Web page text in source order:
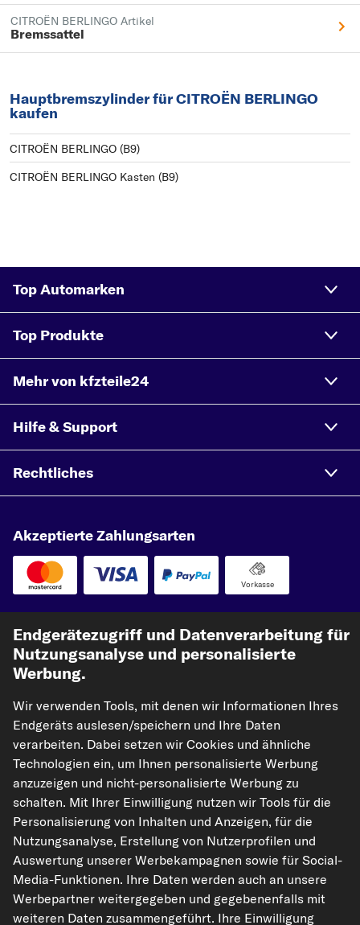
CITROËN BERLINGO Artikel
Bremssattel
Hauptbremszylinder für CITROËN BERLINGO
kaufen
CITROËN BERLINGO (B9)
CITROËN BERLINGO Kasten (B9)
Top Automarken
Top Produkte
Mehr von kfzteile24
Hilfe & Support
Rechtliches
Akzeptierte Zahlungsarten
Vorkasse
kfzteile24.de carpardoo.nl
carpardoo.fr
carpardoo.dk
Die hier dargestellten Daten, insbesondere die gesamte Datenbank, dürfen
nicht vervielfältigt werden. Die Vervielfältigung und Verbreitung der Daten und
der Datenbank ohne vorherige Einwilligung von TecAlliance und/oder die
Einbeziehung Dritter in solche Aktivitäten ist streng verboten. Jegliche
Endgerätezugriff und Datenverarbeitung für
Nutzungsanalyse und personalisierte
Werbung.
Wir verwenden Tools, mit denen wir Informationen Ihres
Endgeräts auslesen/speichern und Ihre Daten
verarbeiten. Dabei setzen wir Cookies und ähnliche
Technologien ein, um Ihnen personalisierte Werbung
anzuzeigen und nicht-personalisierte Werbung zu
schalten. Mit Ihrer Einwilligung nutzen wir Tools für die
Personalisierung von Inhalten und Anzeigen, für die
Nutzungsanalyse, Erstellung von Nutzerprofilen und
Auswertung unserer Werbekampagnen sowie für Social-
Media-Funktionen. Ihre Daten werden auch an unsere
Werbepartner weitergegeben und gegebenenfalls mit
weiteren Daten zusammengeführt. Ihre Einwilligung